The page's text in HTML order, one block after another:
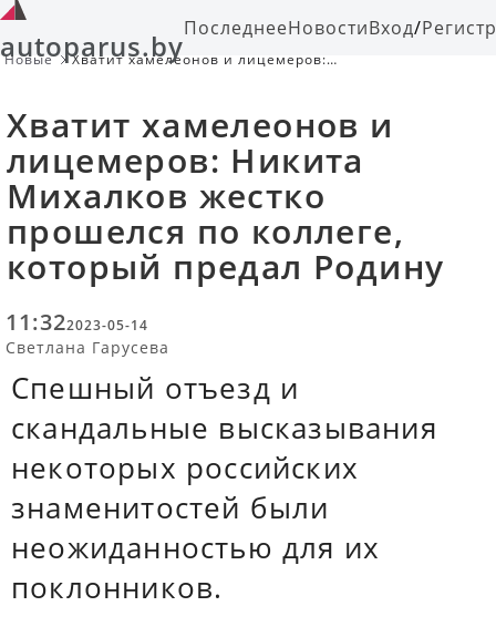
autoparus.byПоследнееНовостиВход/
Новые
Хватит хамелеонов и лицемеров:
Хватит хамелеонов и
лицемеров: Никита
Михалков жестко
прошелся по коллеге,
который предал Родину
11:322023-05-14
Светлана Гарусева
Спешный отъезд и
скандальные высказывания
некоторых российских
знаменитостей были
неожиданностью для их
поклонников.